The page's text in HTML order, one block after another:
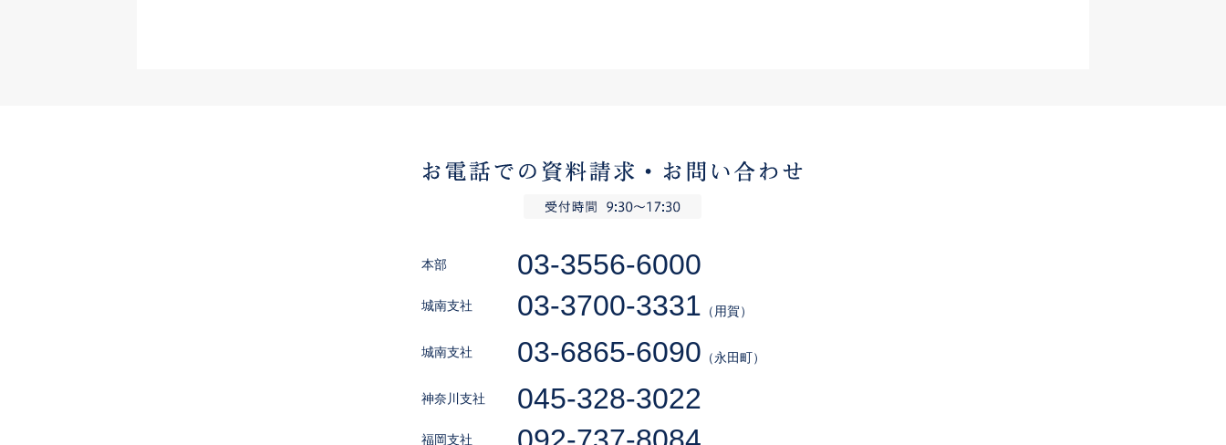
本部 03-3556-6000
城南支社 03-3700-3331 （用賀）
城南支社 03-6865-6090 （永田町）
神奈川支社 045-328-3022
福岡支社